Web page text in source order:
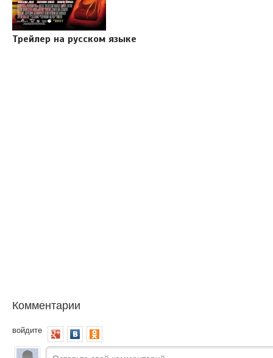
Трейлер на русском языке
Комментарии
войдите